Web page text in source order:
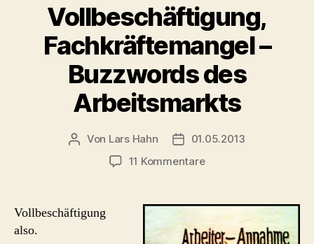
Vollbeschäftigung,
Fachkräftemangel –
Buzzwords des
Arbeitsmarkts
Beitragsautor
Von Lars Hahn Beitragsdatum
01.05.2013
11 Kommentarezu
–
Buzzwords
des
Vollbeschäftigung
also.